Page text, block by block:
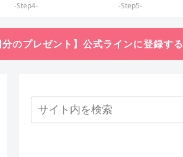
-Step4-
-Step5-
分のプレゼント】公式ラインに登録する